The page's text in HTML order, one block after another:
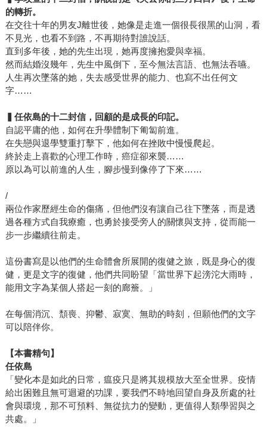
的轉折。
在交往十年的男友J離世後，她像是走進一個很長很黑的山洞，看
不見光，也看不到路，不再期待對誰說話。
直到多年後，她的先生出現，她再度擁抱愛與幸福。
然而結婚沒幾年，先生中風倒下，至今無法言語、也無法吞嚥。
人生再次墜落的她，失去感受世界的能力、也寫不出任何文
字……
任依島的十二封信，回顧的是成長的印記。
自認平庸的他，如何在升學體制下匍匐前進。
在失戀與退學雙重打擊下，他如何在挫敗中慢慢爬起。
終於走上喜歡的心理工作時，癌症卻來襲……
原以為可以前進的人生，腳步慢到像停了下來……
/
兩位作家歷經生命的傷痛，但他們沒有讓自己往下墜落，而是透
過各種方式自我療癒，也勇於接受旁人的關懷與支持，從而能一
步一步繼續往前走。
這份書寫是以他們的生命體會所展開的復健之旅，既是身心的復
健，更是文字的復健，他們共同盼望「當世界下起滂沱大雨時，
能用文字為某個人搭起一刻的廊簷。」
在每個消沉、頹喪、抑鬱、寂寞、無助的時刻，但願他們的文字
可以陪伴你。
【本書精句】
任依島
「變化本是如此的日常，瘟疫只是將其規模放大至全世界。疫情
給出困難且無可迴避的功課，要我們不時地回望自身及所處的社
會與環境，那不可預料、無從抗力的變動，更值得人類學習與之
共處。」